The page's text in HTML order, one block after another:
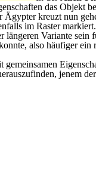
das Objekt
kreuzt nun
im Raster markiert.
längeren Variante
also häufiger
jenem